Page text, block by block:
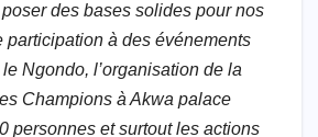
des bases solides pour nos
à des événements
Ngondo, l’organisation de la
Champions à Akwa palace
personnes et surtout les actions